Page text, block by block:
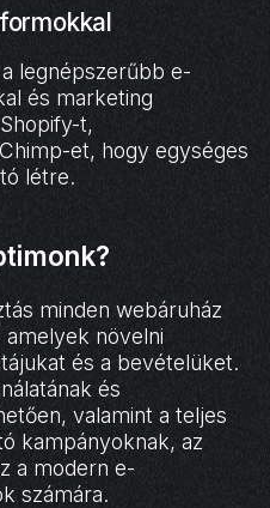
legnépszerűbb e-
és marketing
t,
et, hogy egységes
létre.
minden webáruház
amelyek növelni
és a bevételüket.
és
valamint a teljes
kampányoknak, az
a modern e-
számára.